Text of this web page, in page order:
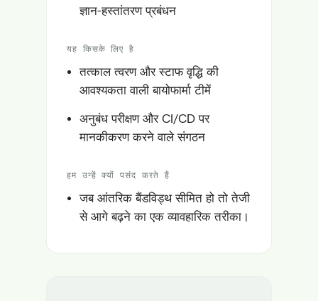
ज्ञान-हस्तांतरण प्रबंधन
यह किसके लिए है
तत्काल त्वरण और स्टाफ वृद्धि की
आवश्यकता वाली बायोफार्मा टीमें
अनुबंध परीक्षण और CI/CD पर
मानकीकरण करने वाले संगठन
हम उन्हें क्यों पसंद करते हैं
जब आंतरिक बैंडविड्थ सीमित हो तो तेजी
से आगे बढ़ने का एक व्यावहारिक तरीका।